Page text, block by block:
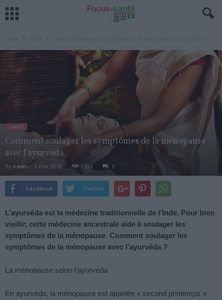
SANTÉ
Comment soulager les symptômes de la ménopause
avec l’ayurvéda
By news - 3 mai 2018 1533 0
Facebook Twitter
L’ayurvéda est la médecine traditionnelle de l’Inde. Pour bien
vieillir, cette médecine ancestrale aide à soulager les
symptômes de la ménopause. Comment soulager les
symptômes de la ménopause avec l’ayurvéda ?
La ménopause selon l’ayurvéda
En ayurvéda, la ménopause est appelée « second printemps »